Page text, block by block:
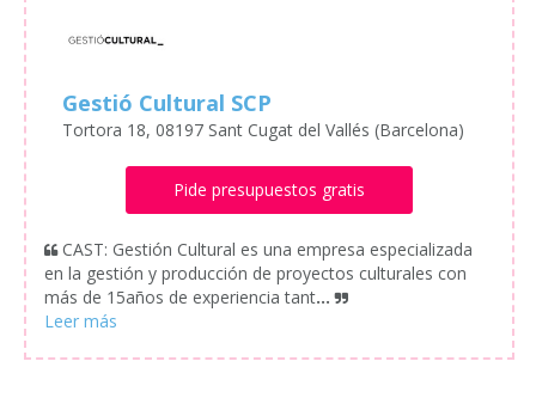
Gestió Cultural SCP
Tortora 18, 08197 Sant Cugat del Vallés (Barcelona)
Pide presupuestos gratis
CAST: Gestión Cultural es una empresa especializada
en la gestión y producción de proyectos culturales con
más de 15años de experiencia tant...